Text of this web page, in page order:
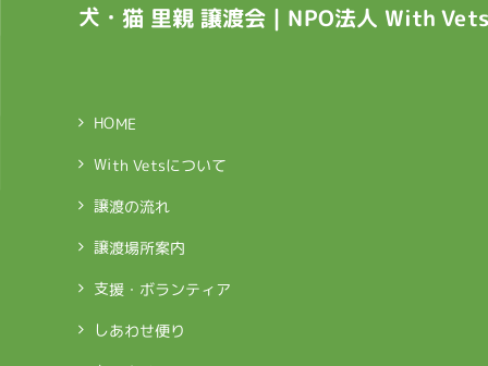
犬・猫 里親 譲渡会｜NPO法人 With
HOME
With Vetsについて
譲渡の流れ
譲渡場所案内
支援・ボランティア
しあわせ便り